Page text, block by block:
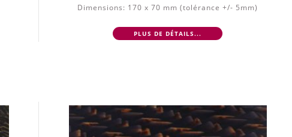
Dimensions: 170 x 70 mm (tolérance +/- 5mm)
PLUS DE DÉTAILS...